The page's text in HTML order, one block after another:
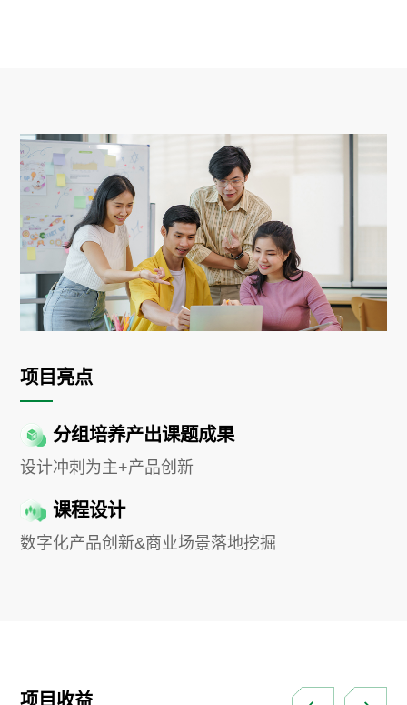
项目亮点
分组培养产出课题成果
设计冲刺为主+产品创新
课程设计
数字化产品创新&商业场景落地挖掘
项目收益